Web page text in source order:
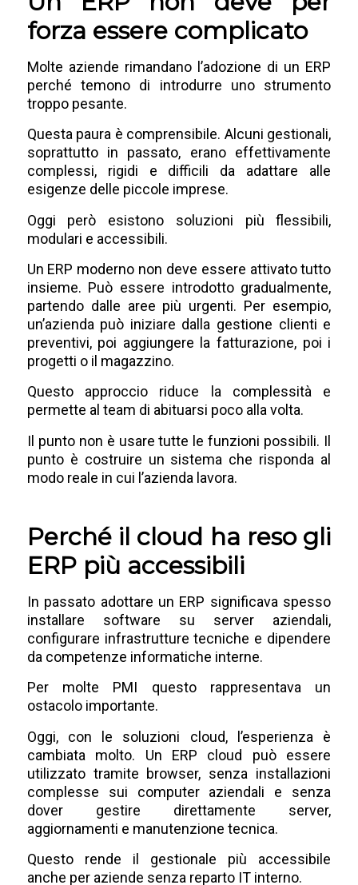
forza essere complicato
Molte aziende rimandano l’adozione di un ERP
perché temono di introdurre uno strumento
troppo pesante.
Questa paura è comprensibile. Alcuni gestionali,
soprattutto in passato, erano effettivamente
complessi, rigidi e difficili da adattare alle
esigenze delle piccole imprese.
Oggi però esistono soluzioni più flessibili,
modulari e accessibili.
Un ERP moderno non deve essere attivato tutto
insieme. Può essere introdotto gradualmente,
partendo dalle aree più urgenti. Per esempio,
un’azienda può iniziare dalla gestione clienti e
preventivi, poi aggiungere la fatturazione, poi i
progetti o il magazzino.
Questo approccio riduce la complessità e
permette al team di abituarsi poco alla volta.
Il punto non è usare tutte le funzioni possibili. Il
punto è costruire un sistema che risponda al
modo reale in cui l’azienda lavora.
Perché il cloud ha reso gli
ERP più accessibili
In passato adottare un ERP significava spesso
installare software su server aziendali,
configurare infrastrutture tecniche e dipendere
da competenze informatiche interne.
Per molte PMI questo rappresentava un
ostacolo importante.
Oggi, con le soluzioni cloud, l’esperienza è
cambiata molto. Un ERP cloud può essere
utilizzato tramite browser, senza installazioni
complesse sui computer aziendali e senza
dover gestire direttamente server,
aggiornamenti e manutenzione tecnica.
Questo rende il gestionale più accessibile
anche per aziende senza reparto IT interno.